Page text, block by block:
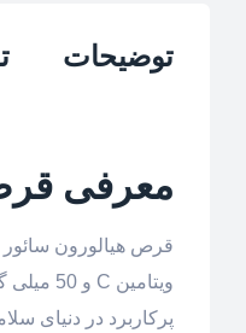
توضیحات
معرفی
پرکاربرد در دنیای